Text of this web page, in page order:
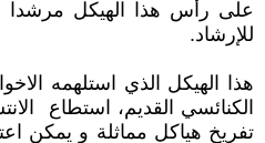
على رأس هذا الهيكل مرشدا
للإرشاد.
هذا الهيكل الذي استلهمه
الكنائسي القديم، استطاع
تفريخ هياكل مماثلة و يمكن